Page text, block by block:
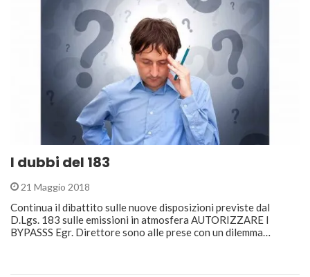
I dubbi del 183
21 Maggio 2018
Continua il dibattito sulle nuove disposizioni previste dal
D.Lgs. 183 sulle emissioni in atmosfera AUTORIZZARE I
BYPASSS Egr. Direttore sono alle prese con un dilemma…